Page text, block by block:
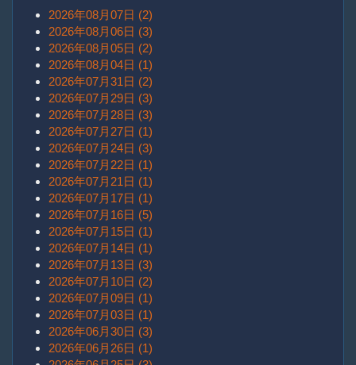
2026年08月07日 (2)
2026年08月06日 (3)
2026年08月05日 (2)
2026年08月04日 (1)
2026年07月31日 (2)
2026年07月29日 (3)
2026年07月28日 (3)
2026年07月27日 (1)
2026年07月24日 (3)
2026年07月22日 (1)
2026年07月21日 (1)
2026年07月17日 (1)
2026年07月16日 (5)
2026年07月15日 (1)
2026年07月14日 (1)
2026年07月13日 (3)
2026年07月10日 (2)
2026年07月09日 (1)
2026年07月03日 (1)
2026年06月30日 (3)
2026年06月26日 (1)